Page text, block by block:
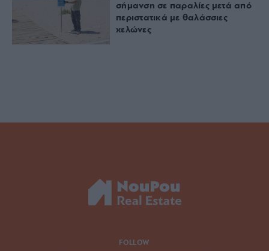
σήμανση σε παραλίες μετά από
περιστατικά με θαλάσσιες
χελώνες
FOLLOW